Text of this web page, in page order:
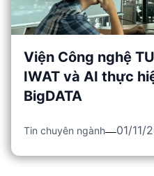
Viện Công nghệ
IWAT và AI thực
BigDATA
Tin chuyên ngành 01/11/